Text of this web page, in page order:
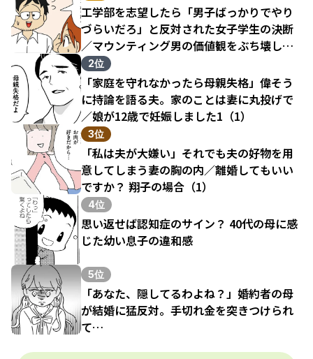
工学部を志望したら「男子ばっかりでやり
づらいだろ」と反対された女子学生の決断
／マウンティング男の価値観をぶち壊した
結果（1）
2位
「家庭を守れなかったら母親失格」偉そう
に持論を語る夫。家のことは妻に丸投げで
／娘が12歳で妊娠しました1（1）
3位
「私は夫が大嫌い」それでも夫の好物を用
意してしまう妻の胸の内／離婚してもいい
ですか？ 翔子の場合（1）
4位
思い返せば認知症のサイン？ 40代の母に感
じた幼い息子の違和感
5位
「あなた、隠してるわよね？」婚約者の母
が結婚に猛反対。手切れ金を突きつけられ
て…